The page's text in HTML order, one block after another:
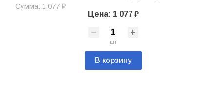
Сумма: 1 077 ₽
Цена: 1 077 ₽
шт
В корзину